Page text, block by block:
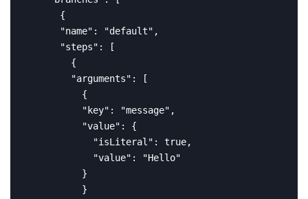
      {
      "name": "default",
      "steps": [
        {
        "arguments": [
          {
          "key": "message",
          "value": {
            "isLiteral": true,
            "value": "Hello"
          }
          }